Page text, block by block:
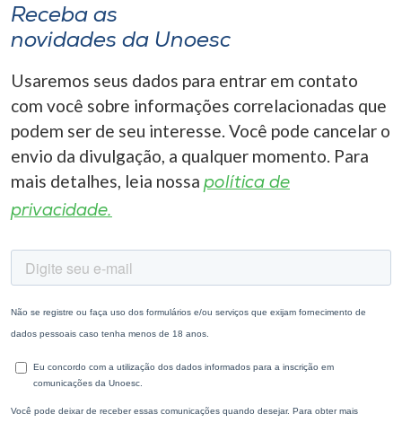
Receba as
novidades da Unoesc
Usaremos seus dados para entrar em contato
com você sobre informações correlacionadas que
podem ser de seu interesse. Você pode cancelar o
envio da divulgação, a qualquer momento. Para
mais detalhes, leia nossa política de
privacidade.